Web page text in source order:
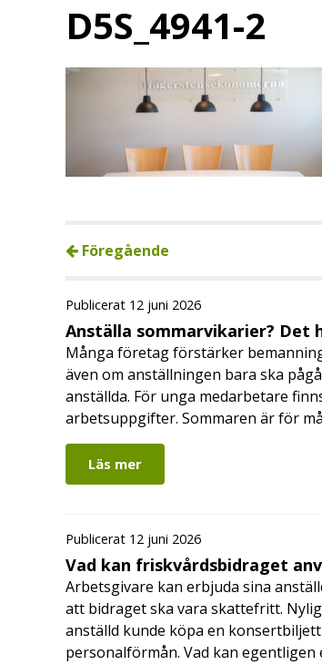
D5S_4941-2
Föregående
Publicerat 12 juni 2026
Anställa sommarvikarier? Det
Många företag förstärker
även om anställningen bara ska
anställda. För unga medarbetare
arbetsuppgifter. Sommaren är för
Läs mer
Publicerat 12 juni 2026
Vad kan friskvårdsbidraget
Arbetsgivare kan erbjuda sina
att bidraget ska vara skattefritt.
anställd kunde köpa en
personalförmån. Vad kan